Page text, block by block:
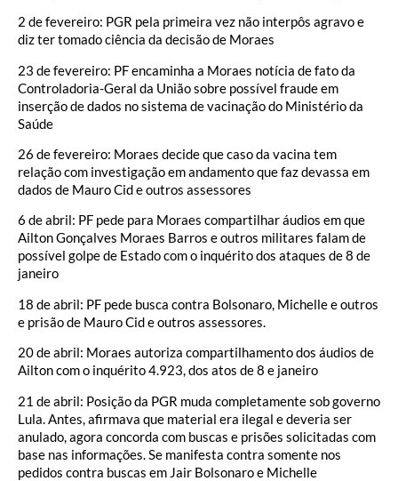
2 de fevereiro: PGR pela primeira vez não interpôs agravo e
diz ter tomado ciência da decisão de Moraes
23 de fevereiro: PF encaminha a Moraes notícia de fato da
Controladoria-Geral da União sobre possível fraude em
inserção de dados no sistema de vacinação do Ministério da
Saúde
26 de fevereiro: Moraes decide que caso da vacina tem
relação com investigação em andamento que faz devassa em
dados de Mauro Cid e outros assessores
6 de abril: PF pede para Moraes compartilhar áudios em que
Ailton Gonçalves Moraes Barros e outros militares falam de
possível golpe de Estado com o inquérito dos ataques de 8 de
janeiro
18 de abril: PF pede busca contra Bolsonaro, Michelle e outros
e prisão de Mauro Cid e outros assessores.
20 de abril: Moraes autoriza compartilhamento dos áudios de
Ailton com o inquérito 4.923, dos atos de 8 e janeiro
21 de abril: Posição da PGR muda completamente sob governo
Lula. Antes, afirmava que material era ilegal e deveria ser
anulado, agora concorda com buscas e prisões solicitadas com
base nas informações. Se manifesta contra somente nos
pedidos contra buscas em Jair Bolsonaro e Michelle